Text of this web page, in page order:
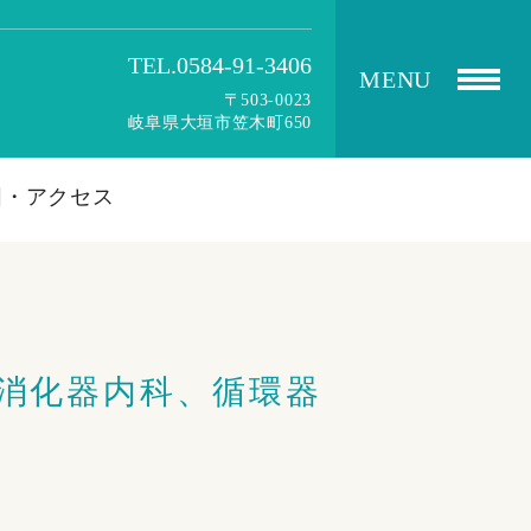
TEL.0584-91-3406
〒503-0023
岐阜県大垣市笠木町650
MENU
アクセス
化器内科、循環器